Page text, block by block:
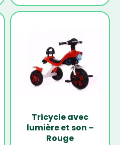
Tricycle avec
lumière et son –
Rouge